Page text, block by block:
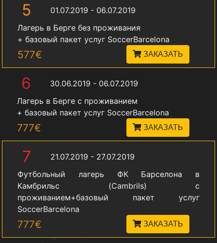
5
01.07.2019 - 06.07.2019
Лагерь в Берге без проживания
+ базовый пакет услуг SoccerBarcelona
577€ ЗАКАЗАТЬ
6
30.06.2019 - 06.07.2019
Лагерь в Берге с проживанием
+ базовый пакет услуг SoccerBarcelona
777€ ЗАКАЗАТЬ
7
21.07.2019 - 27.07.2019
Футбольный лагерь ФК Барселона в
Камбрильс (Cambrils) c
проживанием+базовый пакет услуг
SoccerBarcelona
777€ ЗАКАЗАТЬ